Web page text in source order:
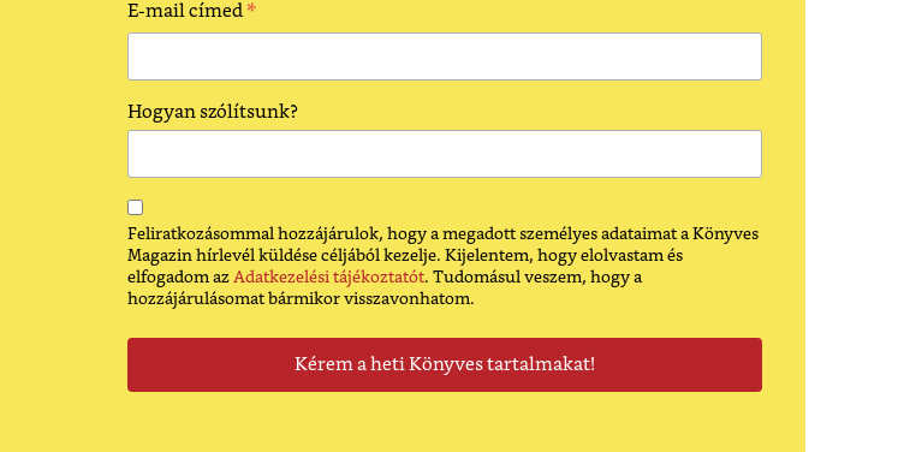
E-mail címed*
Hogyan szólítsunk?
Feliratkozásommal hozzájárulok, hogy a megadott személyes adataimat a Könyves
Magazin hírlevél küldése céljából kezelje. Kijelentem, hogy elolvastam és
elfogadom az Adatkezelési tájékoztatót. Tudomásul veszem, hogy a
hozzájárulásomat bármikor visszavonhatom.